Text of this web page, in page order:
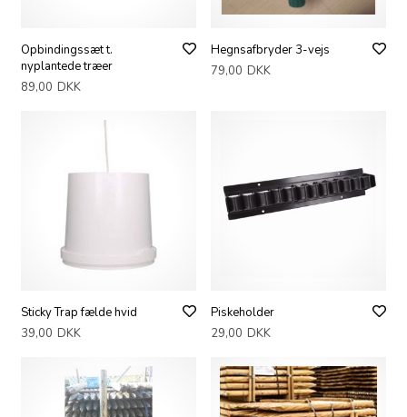
Opbindingssæt t.
nyplantede træer
89,00 DKK
Hegnsafbryder 3-vejs
79,00 DKK
Sticky Trap fælde hvid
39,00 DKK
Piskeholder
29,00 DKK